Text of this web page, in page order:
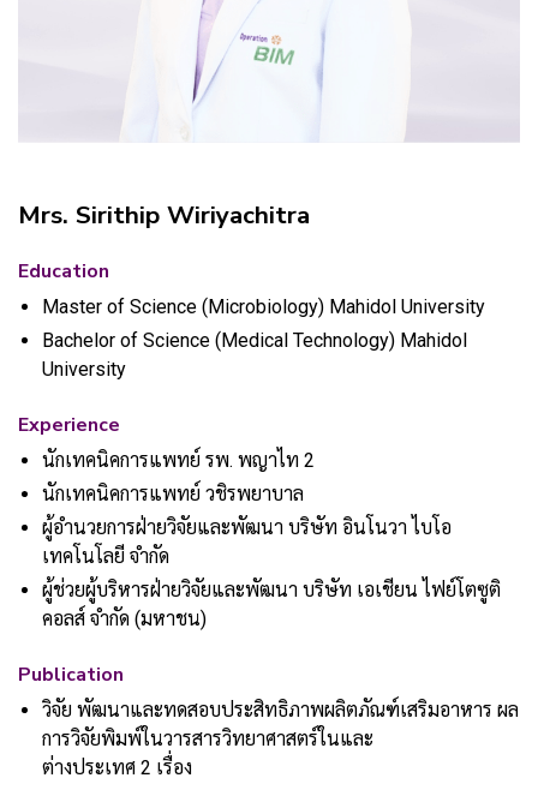
Mrs. Sirithip Wiriyachitra
Education
Master of Science (Microbiology) Mahidol University
Bachelor of Science (Medical Technology) Mahidol
University
Experience
นักเทคนิคการแพทย์ รพ. พญาไท 2
นักเทคนิคการแพทย์ วชิรพยาบาล
ผู้อำนวยการฝ่ายวิจัยและพัฒนา บริษัท อินโนวา ไบโอ
เทคโนโลยี จำกัด
ผู้ช่วยผู้บริหารฝ่ายวิจัยและพัฒนา บริษัท เอเชียน ไฟย์โตซูติ
คอลส์ จำกัด (มหาชน)
Publication
วิจัย พัฒนาและทดสอบประสิทธิภาพผลิตภัณฑ์เสริมอาหาร ผล
การวิจัยพิมพ์ในวารสารวิทยาศาสตร์ในและ
ต่างประเทศ 2 เรื่อง